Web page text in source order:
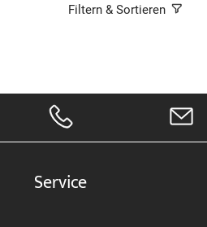
Filtern & Sortieren
Service